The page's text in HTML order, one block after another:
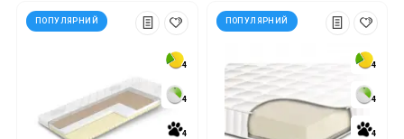
4
4
4
ПОПУЛЯРНИЙ
4
4
4
4
4
4
ПОПУЛЯРНИЙ
4
4
4